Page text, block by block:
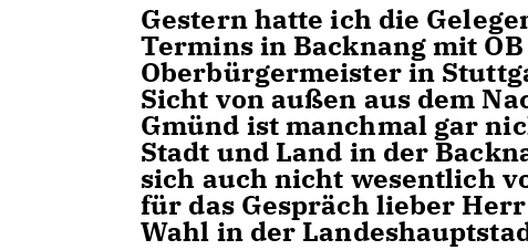
Gestern hatte ich die
Termins in Backnang mit
Oberbürgermeister in
Sicht von außen aus dem
Gmünd ist manchmal gar
Stadt und Land in der
sich auch nicht wesentlich
für das Gespräch lieber
Wahl in der